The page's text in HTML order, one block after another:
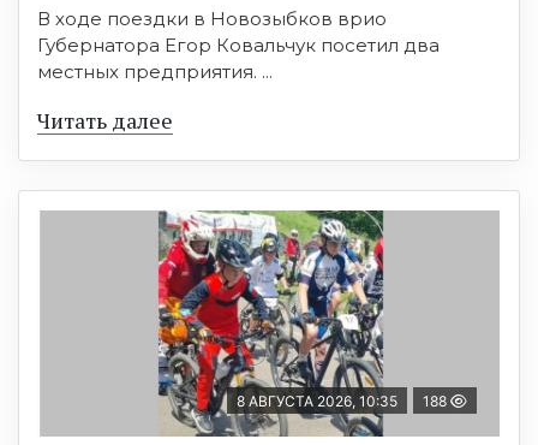
В ходе поездки в Новозыбков врио
Губернатора Егор Ковальчук посетил два
местных предприятия. ...
Читать далее
8 АВГУСТА 2026, 10:35 188